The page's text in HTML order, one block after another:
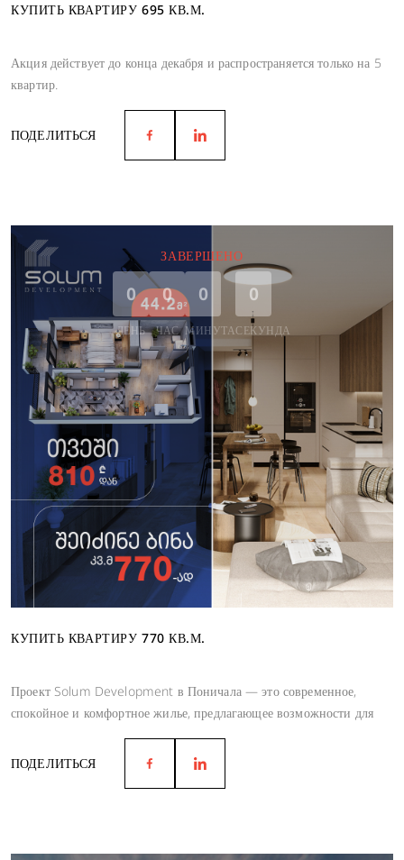
КУПИТЬ КВАРТИРУ 695 КВ.М.
Акция действует до конца декабря и распространяется только на 5
квартир.
ПОДЕЛИТЬСЯ
ЗАВЕРШЕНО
0
ДЕНЬ
0
ЧАС
0
МИНУТА
0
СЕКУНДА
КУПИТЬ КВАРТИРУ 770 КВ.М.
Проект Solum Development в Поничала — это современное,
спокойное и комфортное жилье, предлагающее возможности для
гармоничной жизни.
ПОДЕЛИТЬСЯ